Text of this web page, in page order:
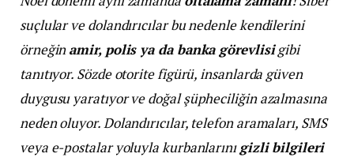
suçlular ve dolandırıcılar bu nedenle kendilerini
örneğinamir, polis ya da banka görevlisigibi
tanıtıyor. Sözde otorite figürü, insanlarda güven
duygusu yaratıyor ve doğal şüpheciliğin azalmasına
neden oluyor. Dolandırıcılar, telefon aramaları, SMS
veya e-postalar yoluyla kurbanlarınıgizli bilgileri